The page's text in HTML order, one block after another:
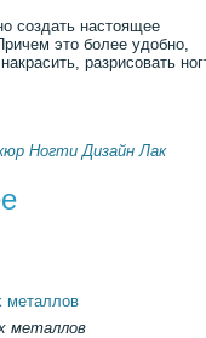
создать настоящее
это более удобно,
разpисовать
Ногти Дизайн Лак
металлов
металлов